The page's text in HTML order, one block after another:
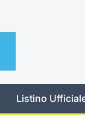
Listino